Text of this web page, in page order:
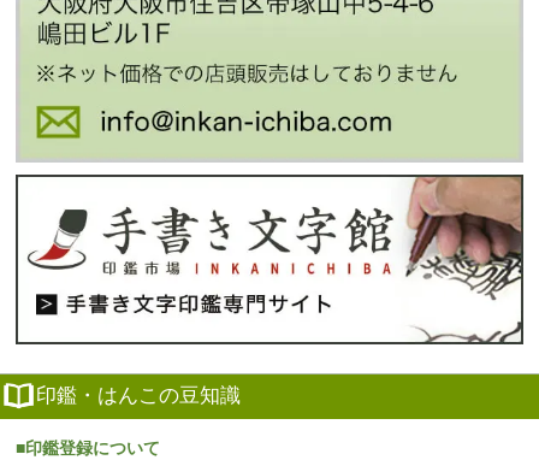
印鑑・はんこの豆知識
■印鑑登録について